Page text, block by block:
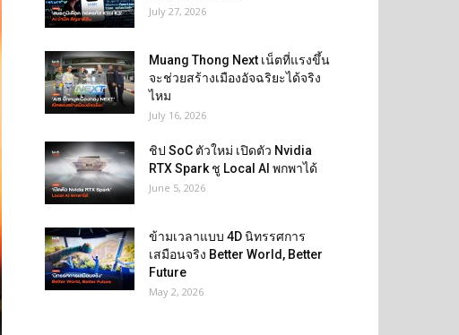
July 27, 2026
Muang Thong Next เน็ตที่แรงขึ้น
จะช่วยสร้างเมืองอัจฉริยะได้จริง
ไหม
July 16, 2026
ชิป SoC ตัวใหม่ เปิดตัว Nvidia
RTX Spark ชู Local AI พกพาได้
June 5, 2026
ข้ามเวลาแบบ 4D นิทรรศการ
เสมือนจริง Better World, Better
Future
May 2, 2026